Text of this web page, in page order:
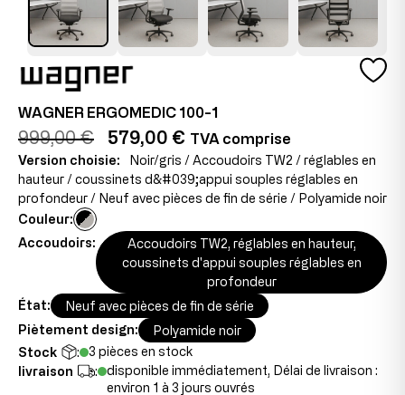
WAGNER ERGOMEDIC 100-1
999,00 € 579,00 € TVA comprise
Version choisie:
Noir/gris / Accoudoirs TW2 / réglables en
hauteur / coussinets d&#039;appui souples réglables en
profondeur / Neuf avec pièces de fin de série / Polyamide noir
Couleur:
Accoudoirs:
Accoudoirs TW2, réglables en hauteur,
coussinets d'appui souples réglables en
profondeur
État:
Neuf avec pièces de fin de série
Piètement design:
Polyamide noir
Stock
:
3 pièces en stock
livraison
:
disponible immédiatement, Délai de livraison :
environ 1 à 3 jours ouvrés